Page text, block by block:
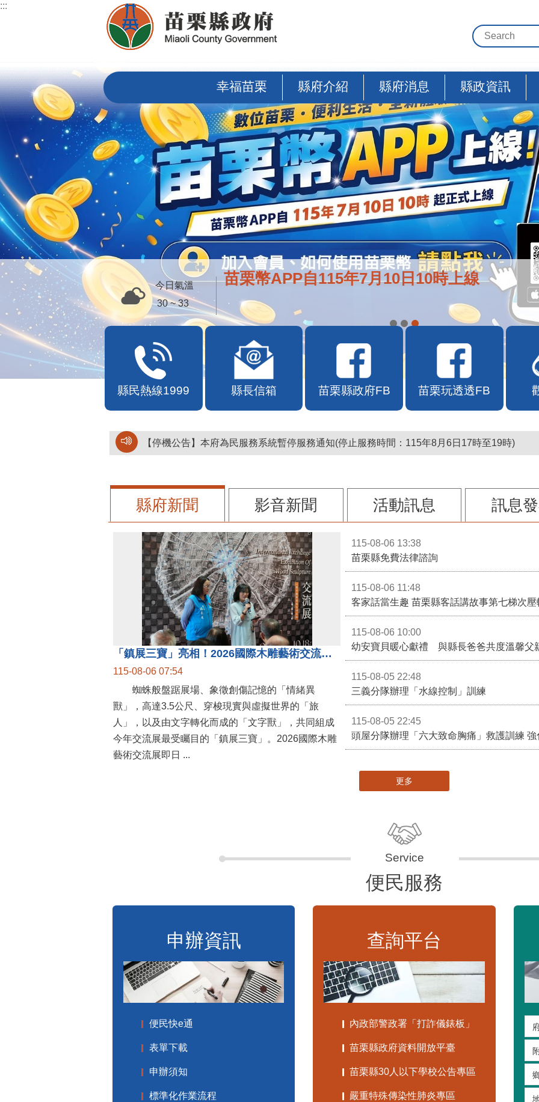
跳到主要內容區塊
:::
幸福苗栗 縣府介紹 縣府消息 縣政資訊
苗栗幣APP自115年7月10日10時上線
今日氣溫
30 ~ 33
縣民熱線1999 縣長信箱 苗栗縣政府FB 苗栗玩透透FB
【停機公告】本府為民服務系統暫停服務通知(停止服務時間：115年8月6日17時至19時)
縣府新聞 影音新聞 活動訊息 訊息
「鎮展三寶」亮相！2026國際木雕藝術交流展登場 國際木雕競賽得獎入圍名單同步揭曉
115-08-06 07:54
蜘蛛般盤踞展場、象徵創傷記憶的「情緒異
獸」，高達3.5公尺、穿梭現實與虛擬世界的「旅
人」，以及由文字轉化而成的「文字獸」，共同組成
今年交流展最受矚目的「鎮展三寶」。2026國際木雕
藝術交流展即日 ...
115-08-06 13:38
苗栗縣免費法律諮詢
115-08-06 11:48
客家話當生趣 苗栗縣客話講故事第七梯次壓
115-08-06 10:00
幼安寶貝暖心獻禮 與縣長爸爸共度溫馨父
115-08-05 22:48
三義分隊辦理「水線控制」訓練
115-08-05 22:45
頭屋分隊辦理「六大致命胸痛」救護訓練
更多
便民服務
申辦資訊
便民快e通
表單下載
申辦須知
標準化作業流程
查詢平台
內政部警政署「打詐儀錶板」
苗栗縣政府資料開放平臺
苗栗縣30人以下學校公告專區
嚴重特殊傳染性肺炎專區